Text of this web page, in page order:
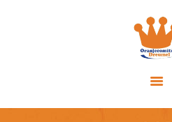
SPONSORS